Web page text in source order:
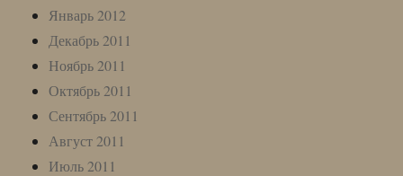
Январь 2012
Декабрь 2011
Ноябрь 2011
Октябрь 2011
Сентябрь 2011
Август 2011
Июль 2011